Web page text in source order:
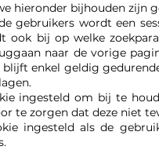
hieronder bijhouden zijn
gebruikers wordt een
ook bij op welke
naar de vorige
blijft enkel geldig
ingesteld om bij te
te zorgen dat deze niet
ingesteld als de